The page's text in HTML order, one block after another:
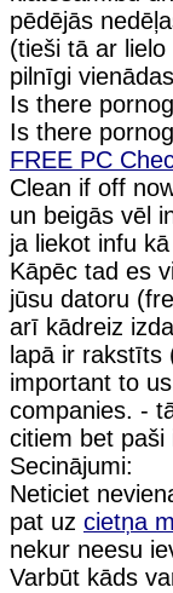
pēdējās
(tieši tā ar
pilnīgi
Is there
Is there
FREE PC
Clean if off
un beigās vēl
ja liekot infu
Kāpēc tad es
jūsu datoru
arī kādreiz
lapā ir rakstīts
important to
companies. -
citiem bet
Secinājumi:
Neticiet
pat uz cietņa
nekur neesu
Varbūt kāds